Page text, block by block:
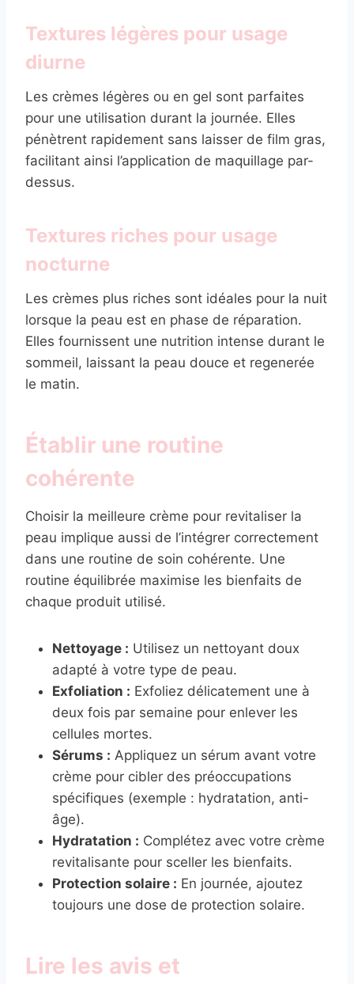
Textures légères pour usage
diurne
Les crèmes légères ou en gel sont parfaites
pour une utilisation durant la journée. Elles
pénètrent rapidement sans laisser de film gras,
facilitant ainsi l’application de maquillage par-
dessus.
Textures riches pour usage
nocturne
Les crèmes plus riches sont idéales pour la nuit
lorsque la peau est en phase de réparation.
Elles fournissent une nutrition intense durant le
sommeil, laissant la peau douce et regenerée
le matin.
Établir une routine
cohérente
Choisir la meilleure crème pour revitaliser la
peau implique aussi de l’intégrer correctement
dans une routine de soin cohérente. Une
routine équilibrée maximise les bienfaits de
chaque produit utilisé.
Nettoyage : Utilisez un nettoyant doux
adapté à votre type de peau.
Exfoliation : Exfoliez délicatement une à
deux fois par semaine pour enlever les
cellules mortes.
Sérums : Appliquez un sérum avant votre
crème pour cibler des préoccupations
spécifiques (exemple : hydratation, anti-
âge).
Hydratation : Complétez avec votre crème
revitalisante pour sceller les bienfaits.
Protection solaire : En journée, ajoutez
toujours une dose de protection solaire.
Lire les avis et